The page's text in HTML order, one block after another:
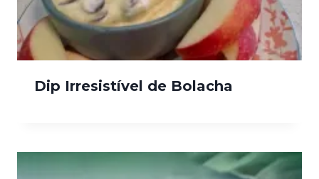
Dip Irresistível de Bolacha